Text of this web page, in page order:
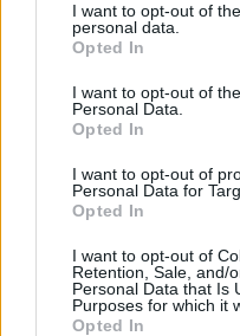
I want to opt-out of
personal data.
Opted In
I want to opt-out of
Personal Data.
Opted In
I want to opt-out of
Personal Data for
Opted In
I want to opt-out of
Retention, Sale, and/
Personal Data that Is
Purposes for which it
Opted In
uzdāvinājis auto.
PERSONĪBAS